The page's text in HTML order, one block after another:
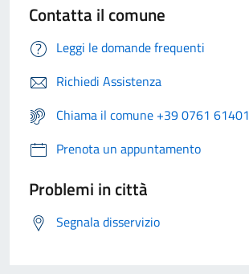
Contatta il comune
Leggi le domande frequenti
Richiedi Assistenza
Chiama il comune +39 0761 61401
Prenota un appuntamento
Problemi in città
Segnala disservizio